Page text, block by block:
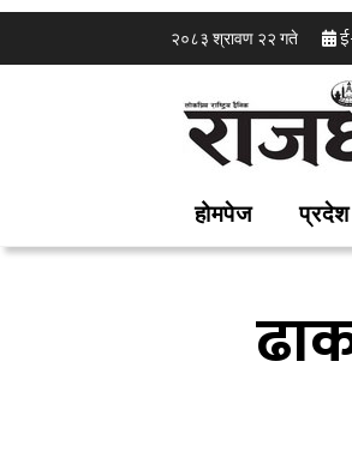
२०८३ श्रावण २२ गते
होमपेज प्रदेश